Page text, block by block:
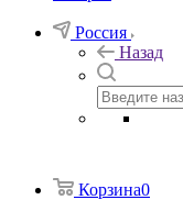
Россия
Назад
Корзина0